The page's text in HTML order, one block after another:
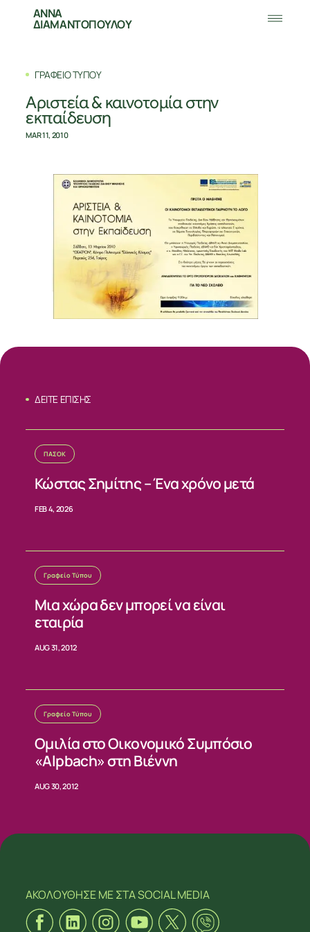
ΣΧΕΤΙΚΑ
ΝΕΑ
ΕΠΙΚΟΙΝΩΝΙΑ
ΑΝΝΑ
ΔΙΑΜΑΝΤΟΠΟΥΛΟΥ
ΓΡΑΦΕΙΟ ΤΥΠΟΥ
Aριστεία & καινοτομία στην
εκπαίδευση
MAR 11, 2010
ΔΕΙΤΕ ΕΠΙΣΗΣ
ΠΑΣΟΚ
Κώστας Σημίτης – Ένα χρόνο μετά
FEB 4, 2026
Γραφείο Τύπου
Μια χώρα δεν μπορεί να είναι
εταιρία
AUG 31, 2012
Γραφείο Τύπου
Ομιλία στο Οικονομικό Συμπόσιο
«Alpbach» στη Βιέννη
AUG 30, 2012
ΑΚΟΛΟΥΘΗΣΕ ΜΕΣΤΑ SOCIAL MEDIA